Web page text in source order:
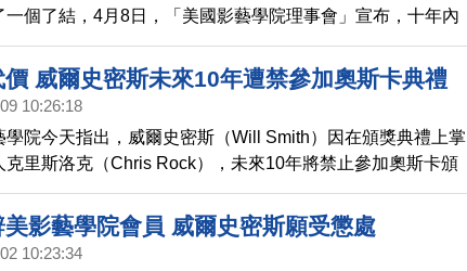
一個了結，4月8日，「美國影藝學院理事會」宣布，十年內
斯參加奧斯卡。
威爾史密斯未來10年遭禁參加奧斯卡典禮
10:26:18
學院今天指出，威爾史密斯（Will Smith）因在頒獎典禮上掌
克里斯洛克（Chris Rock），未來10年將禁止參加奧斯卡頒
美影藝學院會員 威爾史密斯願受懲處
10:23:34